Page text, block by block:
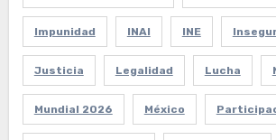
Impunidad INAI INE
Justicia Legalidad Lucha
Mundial 2026 México